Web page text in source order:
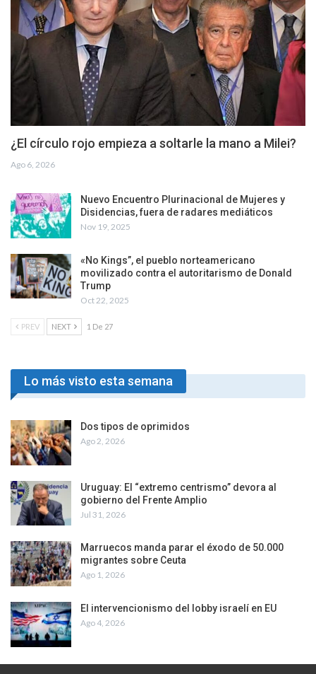
¿El círculo rojo empieza a soltarle la mano a Milei?
Ago 6, 2026
Nuevo Encuentro Plurinacional de Mujeres y
Disidencias, fuera de radares mediáticos
Nov 19, 2025
«No Kings”, el pueblo norteamericano
movilizado contra el autoritarismo de Donald
Trump
Oct 22, 2025
PREV NEXT 1 De 27
Lo más visto esta semana
Dos tipos de oprimidos
Ago 2, 2026
Uruguay: El “extremo centrismo” devora al
gobierno del Frente Amplio
Jul 31, 2026
Marruecos manda parar el éxodo de 50.000
migrantes sobre Ceuta
Ago 1, 2026
El intervencionismo del lobby israelí en EU
Ago 4, 2026